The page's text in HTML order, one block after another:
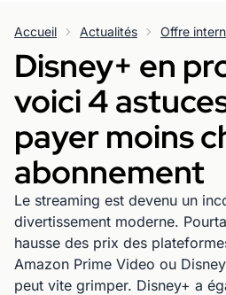
Accueil Actualités Offre
Disney+ en
voici 4
payer moins
abonnement
Le streaming est devenu un
divertissement moderne.
hausse des prix des
Amazon Prime Video ou
peut vite grimper. Disney+ a